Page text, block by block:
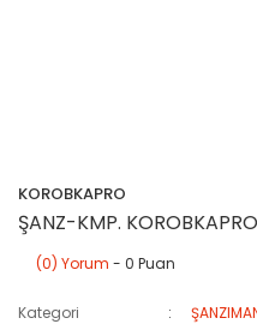
KOROBKAPRO
ŞANZ-KMP.
(0) Yorum - 0 Puan
Kategori